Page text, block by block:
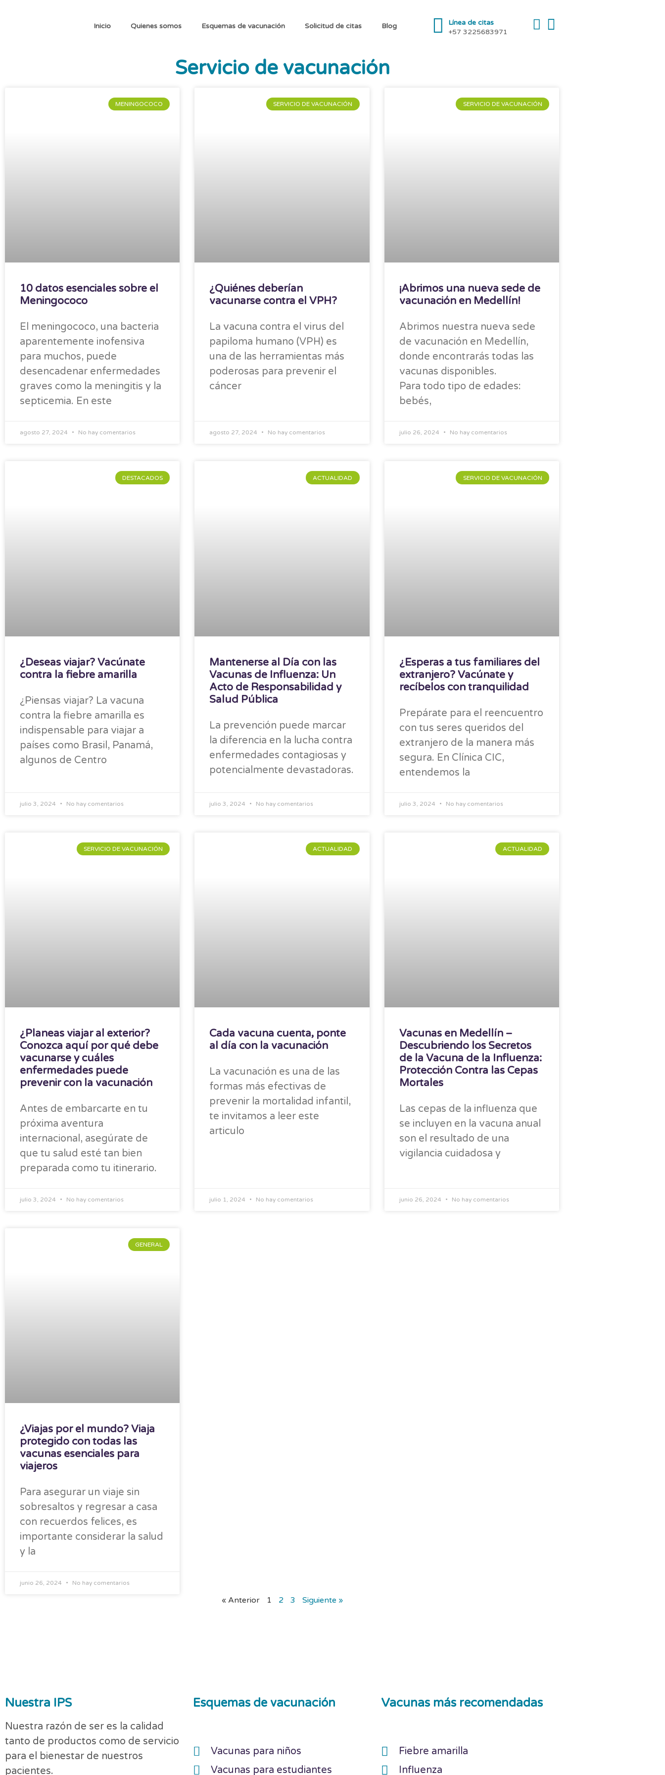
Inicio Quienes somos Esquemas de vacunación Solicitud de citas Blog
Línea de citas
+57 3225683971
Servicio de vacunación
MENINGOCOCO
10 datos esenciales sobre el
Meningococo
El meningococo, una bacteria
aparentemente inofensiva
para muchos, puede
desencadenar enfermedades
graves como la meningitis y la
septicemia. En este
agosto 27, 2024 No hay comentarios
SERVICIO DE VACUNACIÓN
¿Quiénes deberían
vacunarse contra el VPH?
La vacuna contra el virus del
papiloma humano (VPH) es
una de las herramientas más
poderosas para prevenir el
cáncer
agosto 27, 2024 No hay comentarios
SERVICIO DE VACUNACIÓN
¡Abrimos una nueva sede de
vacunación en Medellín!
Abrimos nuestra nueva sede
de vacunación en Medellín,
donde encontrarás todas las
vacunas disponibles.
Para todo tipo de edades:
bebés,
julio 26, 2024 No hay comentarios
DESTACADOS
¿Deseas viajar? Vacúnate
contra la fiebre amarilla
¿Piensas viajar? La vacuna
contra la fiebre amarilla es
indispensable para viajar a
países como Brasil, Panamá,
algunos de Centro
julio 3, 2024 No hay comentarios
ACTUALIDAD
Mantenerse al Día con las
Vacunas de Influenza: Un
Acto de Responsabilidad y
Salud Pública
La prevención puede marcar
la diferencia en la lucha contra
enfermedades contagiosas y
potencialmente devastadoras.
julio 3, 2024 No hay comentarios
SERVICIO DE VACUNACIÓN
¿Esperas a tus familiares del
extranjero? Vacúnate y
recíbelos con tranquilidad
Prepárate para el reencuentro
con tus seres queridos del
extranjero de la manera más
segura. En Clínica CIC,
entendemos la
julio 3, 2024 No hay comentarios
SERVICIO DE VACUNACIÓN
¿Planeas viajar al exterior?
Conozca aquí por qué debe
vacunarse y cuáles
enfermedades puede
prevenir con la vacunación
Antes de embarcarte en tu
próxima aventura
internacional, asegúrate de
que tu salud esté tan bien
preparada como tu itinerario.
julio 3, 2024 No hay comentarios
ACTUALIDAD
Cada vacuna cuenta, ponte
al día con la vacunación
La vacunación es una de las
formas más efectivas de
prevenir la mortalidad infantil,
te invitamos a leer este
articulo
julio 1, 2024 No hay comentarios
ACTUALIDAD
Vacunas en Medellín –
Descubriendo los Secretos
de la Vacuna de la Influenza:
Protección Contra las Cepas
Mortales
Las cepas de la influenza que
se incluyen en la vacuna anual
son el resultado de una
vigilancia cuidadosa y
junio 26, 2024 No hay comentarios
GENERAL
¿Viajas por el mundo? Viaja
protegido con todas las
vacunas esenciales para
viajeros
Para asegurar un viaje sin
sobresaltos y regresar a casa
con recuerdos felices, es
importante considerar la salud
y la
junio 26, 2024 No hay comentarios
« Anterior 1 2 3 Siguiente »
Nuestra IPS
Nuestra razón de ser es la calidad
tanto de productos como de servicio
para el bienestar de nuestros
pacientes.
Esquemas de vacunación
Vacunas para niños
Vacunas para estudiantes
Vacunas más recomendadas
Fiebre amarilla
Influenza